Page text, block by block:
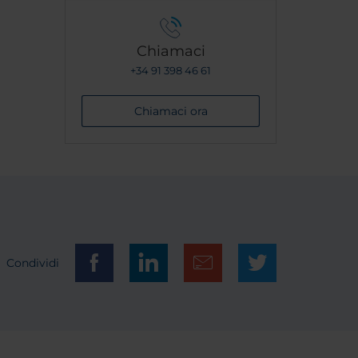
Chiamaci
+34 91 398 46 61
Chiamaci ora
Condividi